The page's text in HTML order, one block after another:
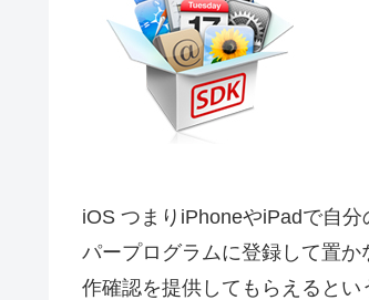
iOS つまりiPhoneやiPadで自
パープログラムに登録して置
作確認を提供してもらえるとい